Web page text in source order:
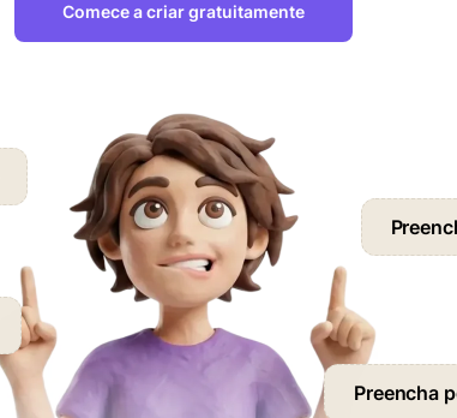
Comece a criar gratuitamente
Preencha